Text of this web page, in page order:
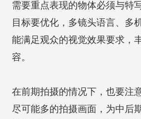
需要重点表现的物体必须与特
目标要优化，多镜头语言、多
能满足观众的视觉效果要求，
容。
在前期拍摄的情况下，也要注
尽可能多的拍摄画面，为中后